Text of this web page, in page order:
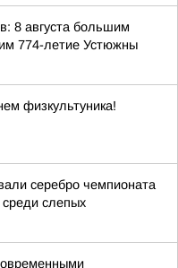
8 августа большим
774-летие Устюжны
физкультуника!
серебро чемпионата
среди слепых